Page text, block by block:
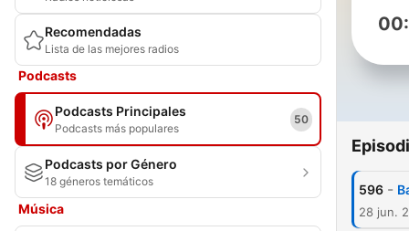
Recomendadas
Lista de las mejores radios
Podcasts
Podcasts Principales
Podcasts más populares
50
Podcasts por Género
18 géneros temáticos
Música
596 -
28 jun.